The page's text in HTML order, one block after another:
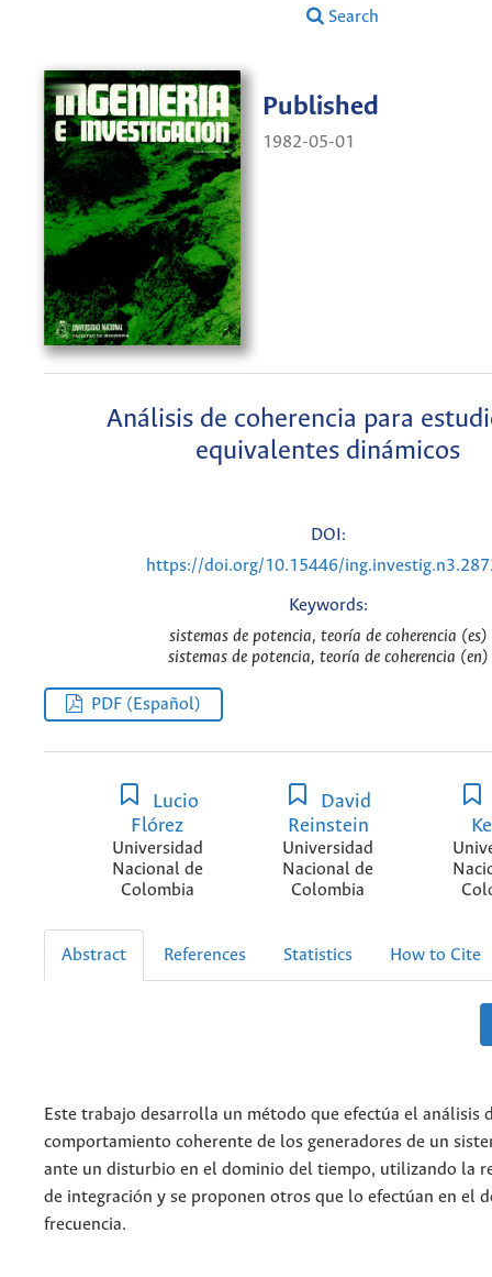
Search
Published
1982-05-01
Análisis de coherencia para
equivalentes dinámicos
DOI:
https://doi.org/10.15446/
Keywords:
sistemas de potencia, teoría de coherencia (es)
sistemas de potencia, teoría de coherencia (en)
PDF (Español)
Lucio
Flórez
Universidad
Nacional de
Colombia
David
Reinstein
Universidad
Nacional de
Colombia
Abstract References Statistics How to Cite
Este trabajo desarrolla un método que efectúa el análisis
comportamiento coherente de los generadores de un
ante un disturbio en el dominio del tiempo, utilizando la
de integración y se proponen otros que lo efectúan en el
frecuencia.